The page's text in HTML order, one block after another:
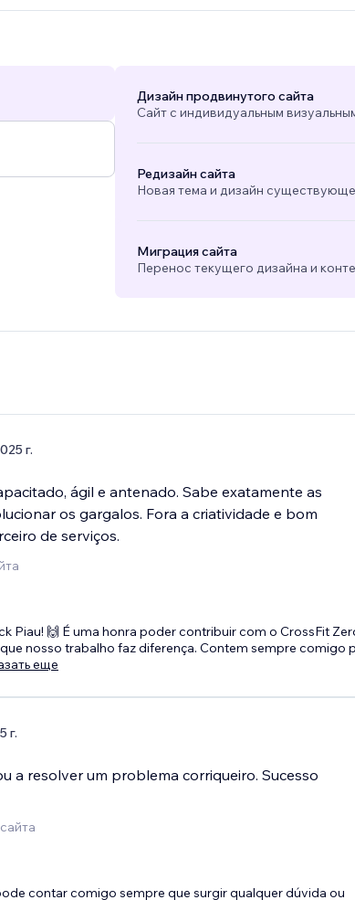
Дизайн продвинутого сайта
Сайт с индивидуальным
Редизайн сайта
Новая тема и дизайн
Миграция сайта
Перенос текущего дизайна и
г.
ágil e antenado. Sabe exatamente as
os gargalos. Fora a criatividade e bom
de serviços.
Piau! 🙌 É uma honra poder contribuir com o CrossFit
nosso trabalho faz diferença. Contem sempre comigo
еще
г.
a resolver um problema corriqueiro. Sucesso
contar comigo sempre que surgir qualquer dúvida ou